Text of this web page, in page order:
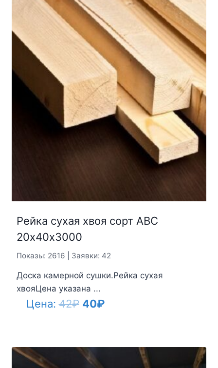
Рейка сухая хвоя сорт АВС
20х40х3000
Показы: 2616 | Заявки: 42
Доска камерной сушки.Рейка сухая
хвояЦена указана ...
Цена:42₽ Первоначальная
42₽.
40₽Текущая